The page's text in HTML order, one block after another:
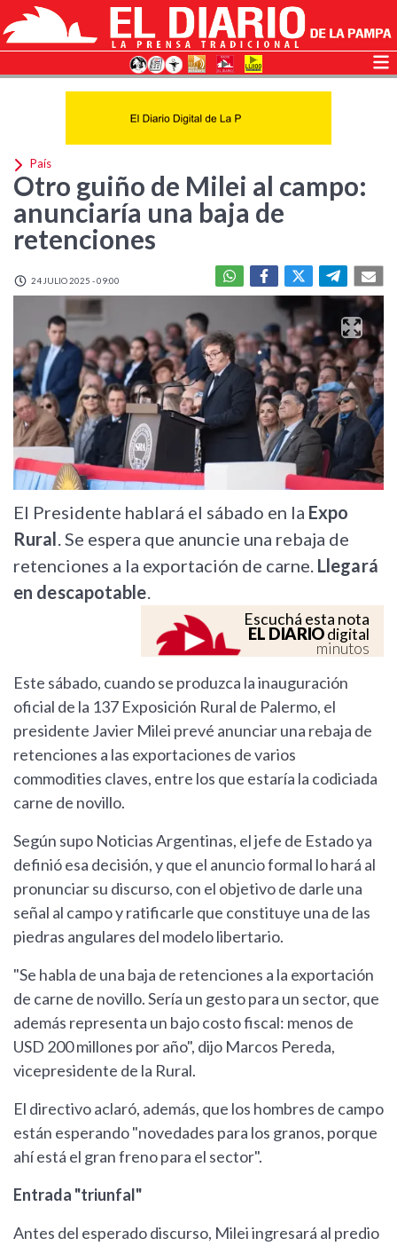
País
Otro guiño de Milei al campo:
anunciaría una baja de
retenciones
24 JULIO 2025 - 09:00
El Presidente hablará el sábado en la Expo
Rural . Se espera que anuncie una rebaja de
retenciones a la exportación de carne. Llegará
en descapotable.
Escuchá esta nota
EL DIARIOdigital
minutos
Este sábado, cuando se produzca la inauguración
oficial de la 137 Exposición Rural de Palermo, el
presidente Javier Milei prevé anunciar una rebaja de
retenciones a las exportaciones de varios
commodities claves, entre los que estaría la codiciada
carne de novillo.
Según supo Noticias Argentinas, el jefe de Estado ya
definió esa decisión, y que el anuncio formal lo hará al
pronunciar su discurso, con el objetivo de darle una
señal al campo y ratificarle que constituye una de las
piedras angulares del modelo libertario.
"Se habla de una baja de retenciones a la exportación
de carne de novillo. Sería un gesto para un sector, que
además representa un bajo costo fiscal: menos de
USD 200 millones por año", dijo Marcos Pereda,
vicepresidente de la Rural.
El directivo aclaró, además, que los hombres de campo
están esperando "novedades para los granos, porque
ahí está el gran freno para el sector".
Entrada "triunfal"
Antes del esperado discurso, Milei ingresará al predio